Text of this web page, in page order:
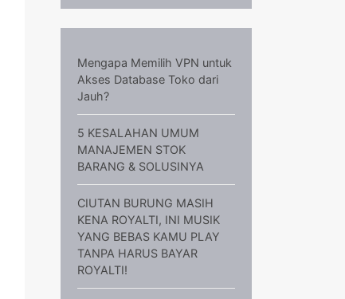
Mengapa Memilih VPN untuk
Akses Database Toko dari
Jauh?
5 KESALAHAN UMUM
MANAJEMEN STOK
BARANG & SOLUSINYA
CIUTAN BURUNG MASIH
KENA ROYALTI, INI MUSIK
YANG BEBAS KAMU PLAY
TANPA HARUS BAYAR
ROYALTI!